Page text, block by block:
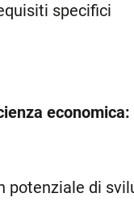
specifici
economica:
potenziale di